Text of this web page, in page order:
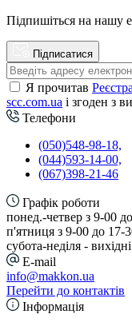
Підпишіться на нашу
Підписатися
Я прочитав
scc.com.ua і згоден з
Телефони
(050)548-98-18,
(044)593-14-00,
(067)398-21-46
Графік роботи
понед.-четвер з 9-00
п'ятниця з 9-00 до 17-
cубота-неділя - вихідні
E-mail
info@makkon.ua
Перейти до контактів
Інформація